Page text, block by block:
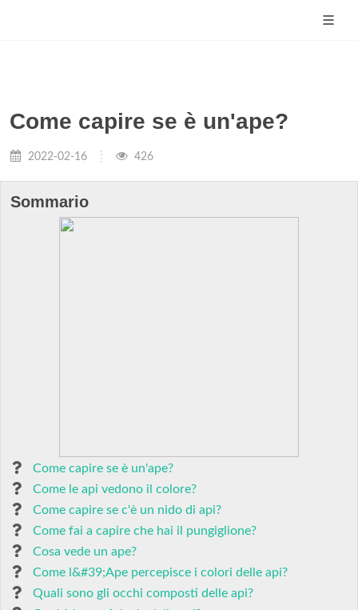
Come capire se è un'ape?
2022-02-16 426
Sommario
Come capire se è un'ape?
Come le api vedono il colore?
Come capire se c'è un nido di api?
Come fai a capire che hai il pungiglione?
Cosa vede un ape?
Come l&#39;Ape percepisce i colori delle api?
Quali sono gli occhi composti delle api?